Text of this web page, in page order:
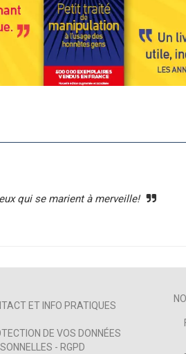
qui se marient à merveille!
ET INFO PRATIQUES
DE VOS DONNÉES
- RGPD